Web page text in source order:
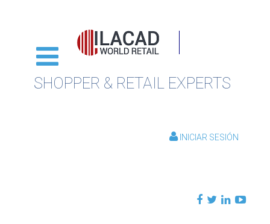
SHOPPER & RETAIL EXPERTS
INICIAR SESIÓN